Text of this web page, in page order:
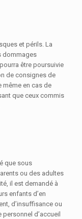
et périls. La
dommages
être poursuivie
de consignes de
même en cas de
que ceux commis
que sous
ou des adultes
il est demandé à
enfants d’en
d’insuffisance ou
d’accueil